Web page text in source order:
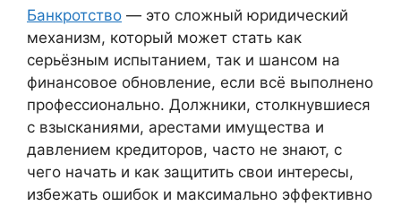
Банкротство — это сложный юридический
механизм, который может стать как
серьёзным испытанием, так и шансом на
финансовое обновление, если всё выполнено
профессионально. Должники, столкнувшиеся
с взысканиями, арестами имущества и
давлением кредиторов, часто не знают, с
чего начать и как защитить свои интересы,
избежать ошибок и максимально эффективно